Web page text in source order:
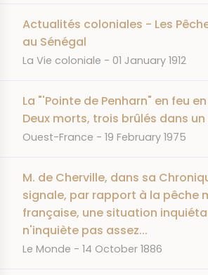
Actualités coloniales - Les
au Sénégal
JOURNAL
La Vie coloniale DATE
01 January 1912
La "'Pointe de Penharn" en feu
Deux morts, trois brûlés dans
JOURNAL
Ouest-France DATE
19 February 1975
M. de Cherville, dans sa
signale, par rapport à la pêche
française, une situation
n'inquiète pas assez...
JOURNAL
Le Monde DATE
14 October 1886